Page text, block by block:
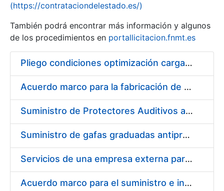
Erakutsi/Ezkutatu
(https://contrataciondelestado.es/)
También podrá encontrar más información y algunos
de los procedimientos en portallicitacion.fnmt.es
Pliego condiciones optimización cargas compras firmado
Acuerdo marco para la fabricación de piezas
Suministro de Protectores Auditivos a medida para las personas trabajadoras de los Centros de Trabajo de Madrid y Burgos
Suministro de gafas graduadas antiproyecciones para los trabajadores de la FNMT-RCM en los centros de trabajo de Madrid y Burgos
Servicios de una empresa externa para el asesoramiento y resolución de los recursos de alzada que se presentan relacionados con procesos de selección para la FNMT-RCM
Acuerdo marco para el suministro e instalación de persianas, estores y otros complementos